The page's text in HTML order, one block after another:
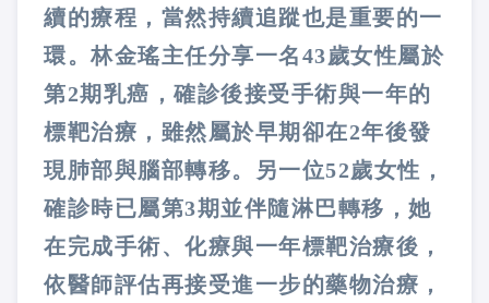
續的療程，當然持續追蹤也是重要的一
環。林金瑤主任分享一名43歲女性屬於
第2期乳癌，確診後接受手術與一年的
標靶治療，雖然屬於早期卻在2年後發
現肺部與腦部轉移。另一位52歲女性，
確診時已屬第3期並伴隨淋巴轉移，她
在完成手術、化療與一年標靶治療後，
依醫師評估再接受進一步的藥物治療，